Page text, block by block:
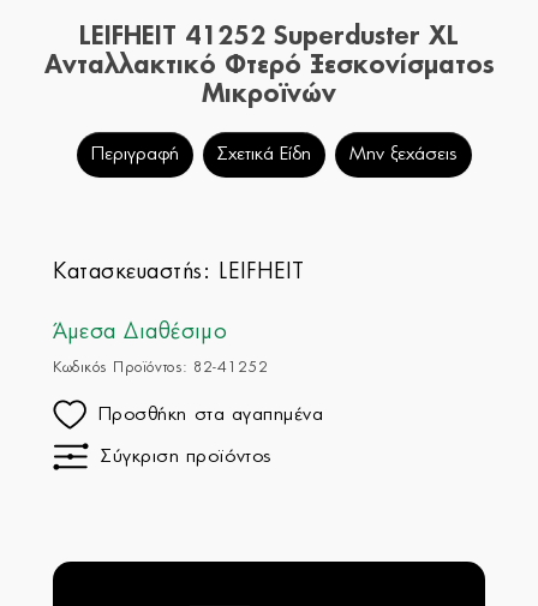
LEIFHEIT 41252 Superduster XL
Ανταλλακτικό Φτερό Ξεσκονίσματος
Μικροϊνών
Περιγραφή Σχετικά Είδη Μην ξεχάσεις
Κατασκευαστής: LEIFHEIT
Άμεσα Διαθέσιμο
Κωδικός Προϊόντος: 82-41252
Προσθήκη στα αγαπημένα
Σύγκριση προϊόντος